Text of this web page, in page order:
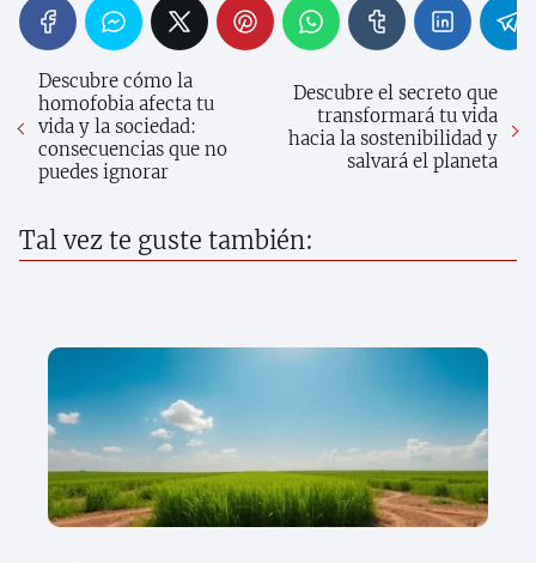
Descubre cómo la
homofobia afecta tu
vida y la sociedad:
consecuencias que no
puedes ignorar
Descubre el secreto que
transformará tu vida
hacia la sostenibilidad y
salvará el planeta
Tal vez te guste también: